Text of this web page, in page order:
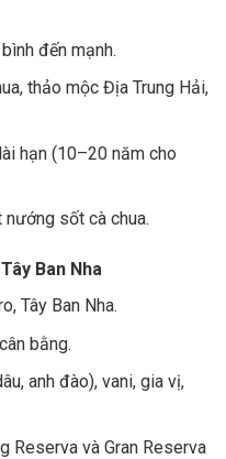
đến mạnh.
thảo mộc Địa Trung Hải,
hạn (10–20 năm cho
nướng sốt cà chua.
Ban Nha
Tây Ban Nha.
bằng.
anh đào), vani, gia vị,
Reserva và Gran Reserva